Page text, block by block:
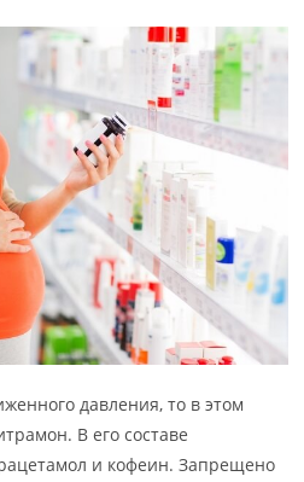
давления, то в этом
В его составе
и кофеин. Запрещено